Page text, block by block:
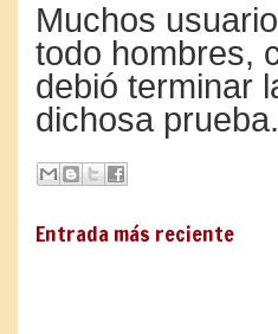
Muchos
todo hombres,
debió terminar
dichosa prueba.
Entrada más reciente